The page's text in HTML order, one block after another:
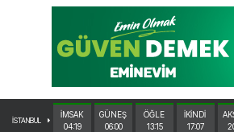
İSTANBUL
İMSAK
04:19
GÜNEŞ
06:00
ÖĞLE
13:15
İKİNDİ
17:07